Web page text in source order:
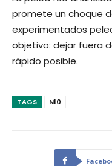
promete un choque
experimentados
objetivo: dejar fuera
rápido posible.
TAGS N10